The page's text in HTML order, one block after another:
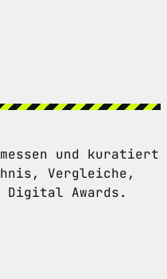
und kuratiert
Vergleiche,
Digital Awards.